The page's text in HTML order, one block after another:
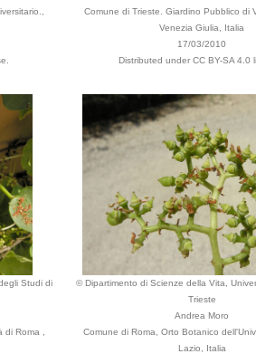
Comune di Trieste. Giardino Pubblico di
Venezia Giulia, Italia
17/03/2010
Distributed under CC BY-SA 4.0
Studi di
Roma ,
© Dipartimento di Scienze della Vita,
Trieste
Andrea Moro
Comune di Roma, Orto Botanico
Lazio, Italia